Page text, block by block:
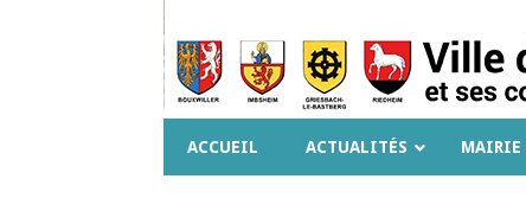
ACCUEIL ACTUALITÉS MAIRIE